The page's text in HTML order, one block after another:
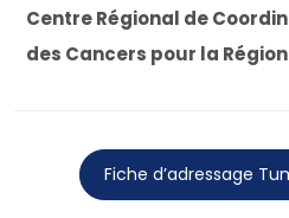
Centre Régional de
des Cancers pour la
Fiche d’adressage